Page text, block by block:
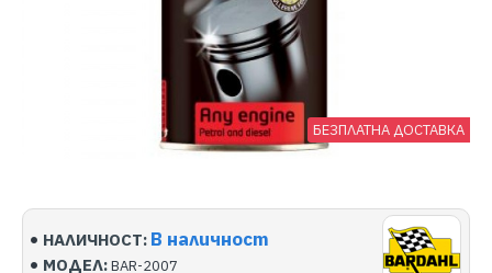
БЕЗПЛАТНА ДОСТАВКА
НАЛИЧНОСТ: В наличност
МОДЕЛ:BAR-2007